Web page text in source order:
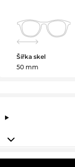
Šířka skel
50 mm